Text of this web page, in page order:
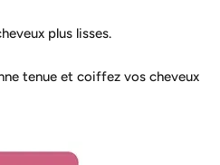
plus lisses.
tenue et coiffez vos cheveux